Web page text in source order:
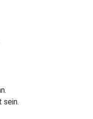
sein.